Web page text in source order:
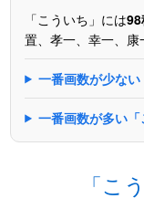
「こういち」には
置、孝一、幸一、康
一番画数が少な
一番画数が多い「
「こ